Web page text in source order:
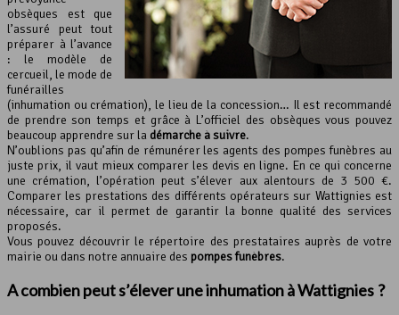
obsèques est que
l’assuré peut tout
préparer à l’avance
: le modèle de
cercueil, le mode de
funérailles
(inhumation ou crémation), le lieu de la concession… Il est recommandé
de prendre son temps et grâce à L’officiel des obsèques vous pouvez
beaucoup apprendre sur la démarche à suivre.
N’oublions pas qu’afin de rémunérer les agents des pompes funèbres au
juste prix, il vaut mieux comparer les devis en ligne. En ce qui concerne
une crémation, l’opération peut s’élever aux alentours de 3 500 €.
Comparer les prestations des différents opérateurs sur Wattignies est
nécessaire, car il permet de garantir la bonne qualité des services
proposés.
Vous pouvez découvrir le répertoire des prestataires auprès de votre
mairie ou dans notre annuaire des pompes funèbres.
A combien peut s’élever une inhumation à Wattignies ?